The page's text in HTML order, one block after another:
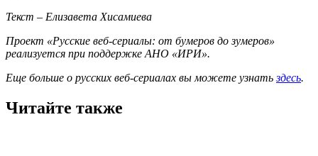
Текст – Елизавета Хисамиева
Проект «Русские веб-сериалы: от бумеров до зумеров»
реализуется при поддержке АНО «ИРИ».
Еще больше о русских веб-сериалах вы можете узнатьздесь.
Читайте также